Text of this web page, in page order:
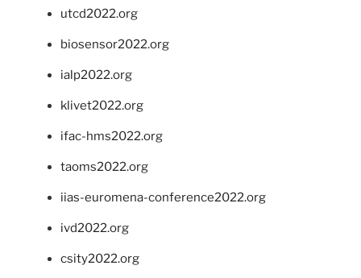
utcd2022.org
biosensor2022.org
ialp2022.org
klivet2022.org
ifac-hms2022.org
taoms2022.org
iias-euromena-conference2022.org
ivd2022.org
csity2022.org